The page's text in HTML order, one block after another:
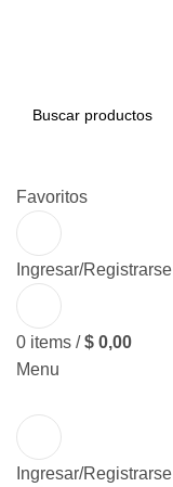
Favoritos
Ingresar/Registrarse
0 items / $ 0,00
Menu
Ingresar/Registrarse